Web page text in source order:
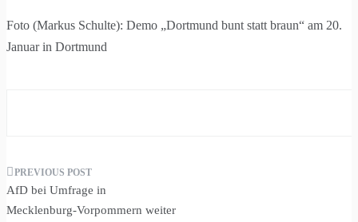
Foto (Markus Schulte): Demo „Dortmund bunt statt braun“ am 20.
Januar in Dortmund
Beitragsnavigation
AfD bei Umfrage in
Mecklenburg-Vorpommern weiter